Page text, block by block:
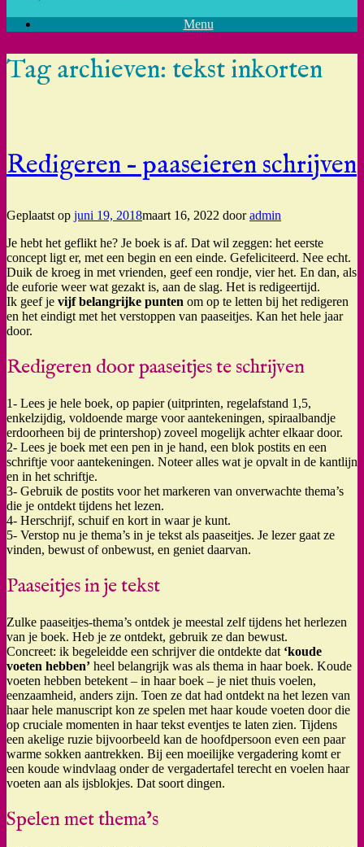
Menu
Tag archieven: tekst inkorten
Redigeren – paaseieren schrijven
Geplaatst op juni 19, 2018maart 16, 2022 dooradmin
Je hebt het geflikt he? Je boek is af. Dat wil zeggen: het eerste
concept ligt er, met een begin en een einde. Gefeliciteerd. Nee echt.
Duik de kroeg in met vrienden, geef een rondje, vier het. En dan, als
de euforie weer wat gezakt is, aan de slag. Het is redigeertijd.
Ik geef je vijf belangrijke punten om op te letten bij het redigeren
en het eindigt met het verstoppen van paaseitjes. Kan het hele jaar
door.
Redigeren door paaseitjes te schrijven
1- Lees je hele boek, op papier (uitprinten, regelafstand 1,5,
enkelzijdig, voldoende marge voor aantekeningen, spiraalbandje
erdoorheen bij de printershop) zoveel mogelijk achter elkaar door.
2- Lees je boek met een pen in je hand, een blok postits en een
schriftje voor aantekeningen. Noteer alles wat je opvalt in de kantlijn
en in het schriftje.
3- Gebruik de postits voor het markeren van onverwachte thema’s
die je ontdekt tijdens het lezen.
4- Herschrijf, schuif en kort in waar je kunt.
5- Verstop nu je thema’s in je tekst als paaseitjes. Je lezer gaat ze
vinden, bewust of onbewust, en geniet daarvan.
Paaseitjes in je tekst
Zulke paaseitjes-thema’s ontdek je meestal zelf tijdens het herlezen
van je boek. Heb je ze ontdekt, gebruik ze dan bewust.
Concreet: ik begeleidde een schrijver die ontdekte dat ‘koude
voeten hebben’ heel belangrijk was als thema in haar boek. Koude
voeten hebben betekent – in haar boek – je niet thuis voelen,
eenzaamheid, anders zijn. Toen ze dat had ontdekt na het lezen van
haar hele manuscript kon ze spelen met haar koude voeten door die
op cruciale momenten in haar tekst eventjes te laten zien. Tijdens
een akelige ruzie bijvoorbeeld kan de hoofdpersoon even een paar
warme sokken aantrekken. Bij een moeilijke vergadering komt er
een koude windvlaag onder de vergadertafel terecht en voelen haar
voeten aan als ijsblokjes. Dat soort dingen.
Spelen met thema’s